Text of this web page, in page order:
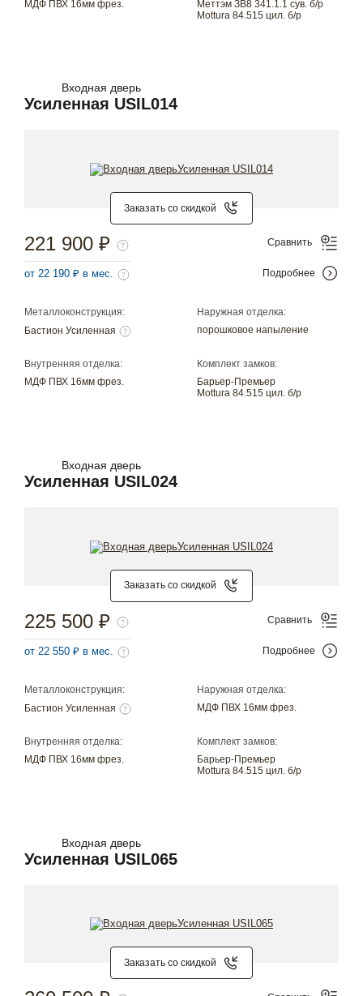
МДФ ПВХ 16мм фрез.
Меттэм ЗВ8 341.1.1 сув. б/р
Mottura 84.515 цил. б/р
Входная дверь
Усиленная USIL014
Заказать со скидкой
Металлоконструкция:
Бастион Усиленная
Наружная отделка:
порошковое напыление
Внутренняя отделка:
МДФ ПВХ 16мм фрез.
Комплект замков:
Барьер-Премьер
Mottura 84.515 цил. б/р
221 900 ₽
от 22 190 ₽ в мес.
Сравнить
Подробнее
Входная дверь
Усиленная USIL024
Заказать со скидкой
Металлоконструкция:
Бастион Усиленная
Наружная отделка:
МДФ ПВХ 16мм фрез.
Внутренняя отделка:
МДФ ПВХ 16мм фрез.
Комплект замков:
Барьер-Премьер
Mottura 84.515 цил. б/р
225 500 ₽
от 22 550 ₽ в мес.
Сравнить
Подробнее
Входная дверь
Усиленная USIL065
Заказать со скидкой